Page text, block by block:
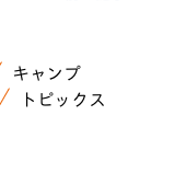
キャンプ
トピックス